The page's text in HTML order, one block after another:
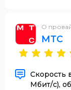
О
МТС
Скорость
Мбит/с),